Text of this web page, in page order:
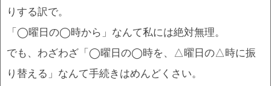
りする訳で。
「◯曜日の◯時から」なんて私には絶対無理。
でも、わざわざ「◯曜日の◯時を、△曜日の△時に振
り替える」なんて手続きはめんどくさい。